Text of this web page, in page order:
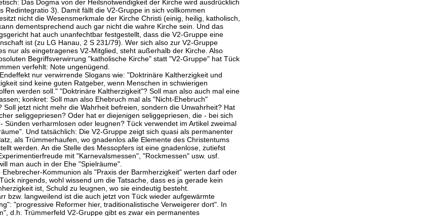
Das Dogma von der Heilsnotwendigkeit der Kirche wird ausdrücklich
Redintegratio 3). Damit fällt die V2-Gruppe in sich vollkommen
nicht die Wesensmerkmale der Kirche Christi (einig, heilig, katholisch,
dementsprechend auch gar nicht die wahre Kirche sein. Und das
hat auch unanfechtbar festgestellt, dass die V2-Gruppe eine
ist (zu LG Hanau, 2 S 231/79). Wer sich also zur V2-Gruppe
nur als eingetragenes V2-Mitglied, steht außerhalb der Kirche. Also
Begriffsverwirrung "katholische Kirche" statt "V2-Gruppe" hat Tück
verfehlt: Note ungenügend.
nur verwirrende Slogans wie: "Doktrinäre Kaltherzigkeit und
sind keine guten Ratgeber, wenn Menschen in schwierigen
werden soll." "Doktrinäre Kaltherzigkeit"? Soll man also auch mal eine
konkret: Soll man also Ehebruch mal als "Nicht-Ehebruch"
Soll jetzt nicht mehr die Wahrheit befreien, sondern die Unwahrheit? Hat
seliggepriesen? Oder hat er diejenigen seliggepriesen, die - bei sich
Sünden verharmlosen oder leugnen? Tück verwendet im Artikel zweimal
Und tatsächlich: Die V2-Gruppe zeigt sich quasi als permanenter
als Trümmerhaufen, wo gnadenlos alle Elemente des Christentums
werden. An die Stelle des Messopfers ist eine gnadenlose, zutiefst
mit "Karnevalsmessen", "Rockmessen" usw. usf.
man auch in der Ehe "Spielräume".
Ehebrecher-Kommunion als "Praxis der Barmherzigkeit" werten darf oder
nirgends, wohl wissend um die Tatsache, dass es ja gerade kein
ist, Schuld zu leugnen, wo sie eindeutig besteht.
bzw. langweilend ist die auch jetzt von Tück wieder aufgewärmte
"progressive Reformer hier, traditionalistische Verweigerer dort". In
d.h. Trümmerfeld V2-Gruppe gibt es zwar ein permanentes